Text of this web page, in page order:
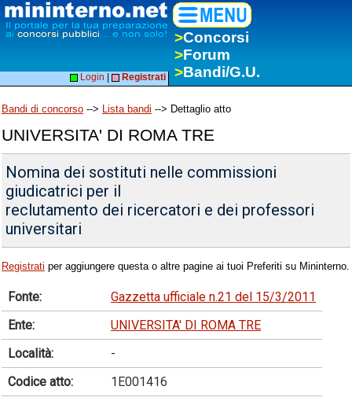
>Concorsi
>Forum
>Bandi/G.U.
Login Registrati
Bandi di concorso --> Lista bandi --> Dettaglio atto
UNIVERSITA' DI ROMA TRE
Nomina dei sostituti nelle commissioni
giudicatrici per il
reclutamento dei ricercatori e dei professori
universitari
Registrati per aggiungere questa o altre pagine ai tuoi Preferiti su Mininterno.
Fonte:
Gazzetta ufficiale n.21 del 15/3/2011
Ente:
UNIVERSITA' DI ROMA TRE
Località:
-
Codice atto:
1E001416